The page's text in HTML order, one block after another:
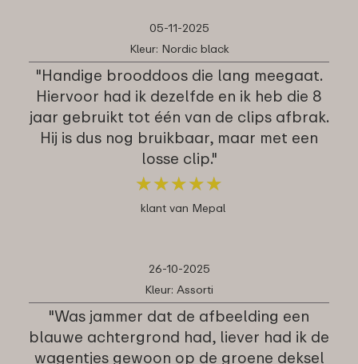
05-11-2025
Kleur: Nordic black
"Handige brooddoos die lang meegaat.
Hiervoor had ik dezelfde en ik heb die 8
jaar gebruikt tot één van de clips afbrak.
Hij is dus nog bruikbaar, maar met een
losse clip."
★★★★★
★★★★★
klant van Mepal
26-10-2025
Kleur: Assorti
"Was jammer dat de afbeelding een
blauwe achtergrond had, liever had ik de
wagentjes gewoon op de groene deksel